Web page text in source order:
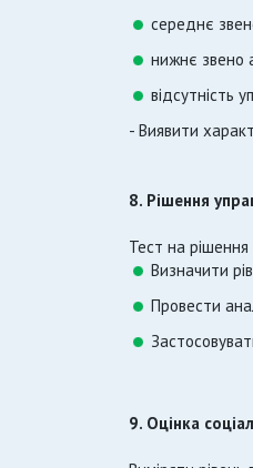
середнє
нижнє звено
відсутність
- Виявити
8. Рішення
Тест на рішення
Визначити
Провести
9. Оцінка